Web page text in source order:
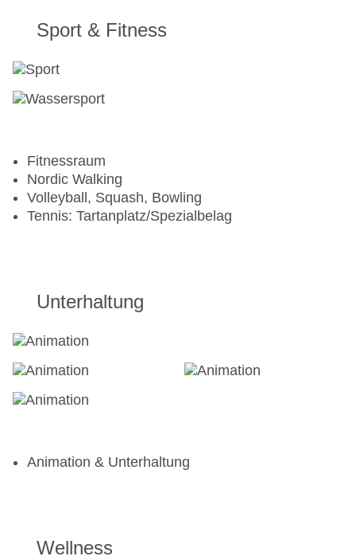
Sport & Fitness
Fitnessraum
Nordic Walking
Volleyball, Squash, Bowling
Tennis: Tartanplatz/Spezialbelag
Unterhaltung
Animation & Unterhaltung
Wellness